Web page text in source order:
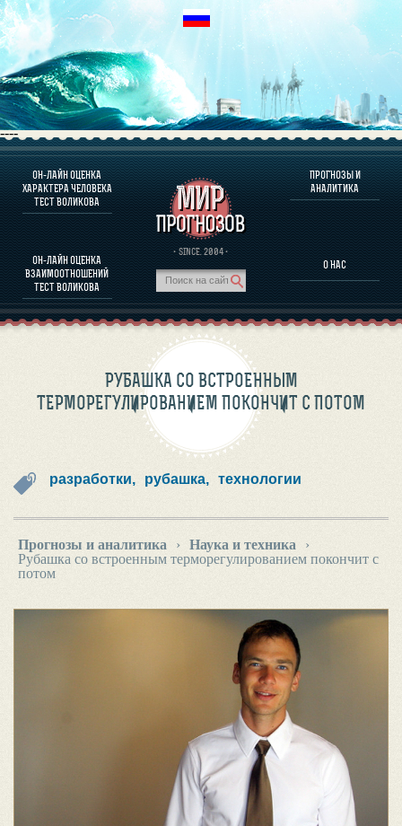
----
ОН-ЛАЙН ОЦЕНКА
ХАРАКТЕРА ЧЕЛОВЕКА
ТЕСТ ВОЛИКОВА
ОН-ЛАЙН ОЦЕНКА
ВЗАИМООТНОШЕНИЙ
ТЕСТ ВОЛИКОВА
· SINCE. 2004 ·
ПРОГНОЗЫ И
АНАЛИТИКА
О НАС
О ПРОГРАММЕ
ОЦЕНКА ХАРАКТЕРA ЧЕЛОВЕКА
ОЦЕНКА ХАРАКТЕРА ВЫДАЮЩИХСЯ ЛИЧНОСТЕЙ
О ПРОГРАММЕ
ПРОГНОЗЫ И АНАЛИТИКА
РУБАШКА СО ВСТРОЕННЫМ
ТЕРМОРЕГУЛИРОВАНИЕМ ПОКОНЧИТ С ПОТОМ
разработки, рубашка, технологии
Прогнозы и аналитика › Наука и техника
›
Рубашка со встроенным терморегулированием покончит с
потом